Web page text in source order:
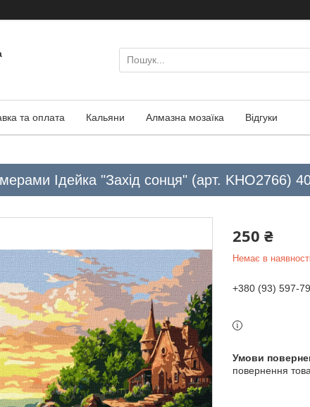
та оплата Кальяни Алмазна мозаїка Відгуки
Ідейка "Захід сонця" (арт. KHO2766)
250 ₴
Немає в наявності
+380 (93) 597-
повернення